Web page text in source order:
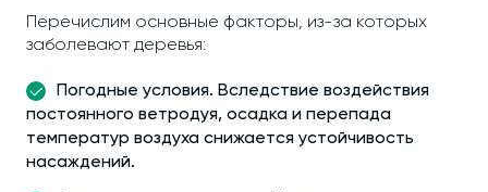
Перечислим основные факторы, из-за которых
заболевают деревья:
Погодные условия. Вследствие воздействия
постоянного ветродуя, осадка и перепада
температур воздуха снижается устойчивость
насаждений.